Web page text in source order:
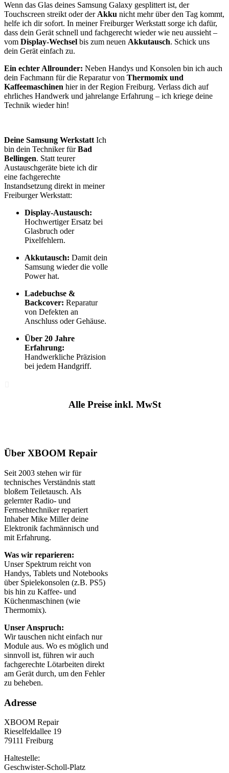
Wenn das Glas deines Samsung Galaxy gesplittert ist, der
Touchscreen streikt oder der Akku nicht mehr über den Tag kommt,
helfe ich dir sofort. In meiner Freiburger Werkstatt sorge ich dafür,
dass dein Gerät schnell und fachgerecht wieder wie neu aussieht –
vom Display-Wechsel bis zum neuen Akkutausch. Schick uns
dein Gerät einfach zu.
Ein echter Allrounder: Neben Handys und Konsolen bin ich auch
dein Fachmann für die Reparatur von Thermomix und
Kaffeemaschinen hier in der Region Freiburg. Verlass dich auf
ehrliches Handwerk und jahrelange Erfahrung – ich kriege deine
Technik wieder hin!
Deine Samsung Werkstatt Ich
bin dein Techniker fürBad
Bellingen. Statt teurer
Austauschgeräte biete ich dir
eine fachgerechte
Instandsetzung direkt in meiner
Freiburger Werkstatt:
Display-Austausch:
Hochwertiger Ersatz bei
Glasbruch oder
Pixelfehlern.
Akkutausch: Damit dein
Samsung wieder die volle
Power hat.
Ladebuchse &
Backcover: Reparatur
von Defekten an
Anschluss oder Gehäuse.
Über 20 Jahre
Erfahrung:
Handwerkliche Präzision
bei jedem Handgriff.
Alle Preise inkl. MwSt
Über XBOOM Repair
Seit 2003 stehen wir für
technisches Verständnis statt
bloßem Teiletausch. Als
gelernter Radio- und
Fernsehtechniker repariert
Inhaber Mike Miller deine
Elektronik fachmännisch und
mit Erfahrung.
Was wir reparieren:
Unser Spektrum reicht von
Handys, Tablets und Notebooks
über Spielekonsolen (z.B. PS5)
bis hin zu Kaffee- und
Küchenmaschinen (wie
Thermomix).
Unser Anspruch:
Wir tauschen nicht einfach nur
Module aus. Wo es möglich und
sinnvoll ist, führen wir auch
fachgerechte Lötarbeiten direkt
am Gerät durch, um den Fehler
zu beheben.
Adresse
XBOOM Repair
Rieselfeldallee 19
79111 Freiburg
Haltestelle:
Geschwister-Scholl-Platz